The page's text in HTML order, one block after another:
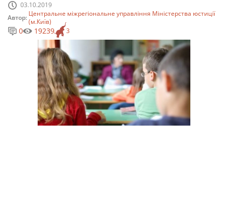
03.10.2019
Автор: Центральне міжрегіональне управління Міністерства юстиції
(м.Київ)
3
0 19239